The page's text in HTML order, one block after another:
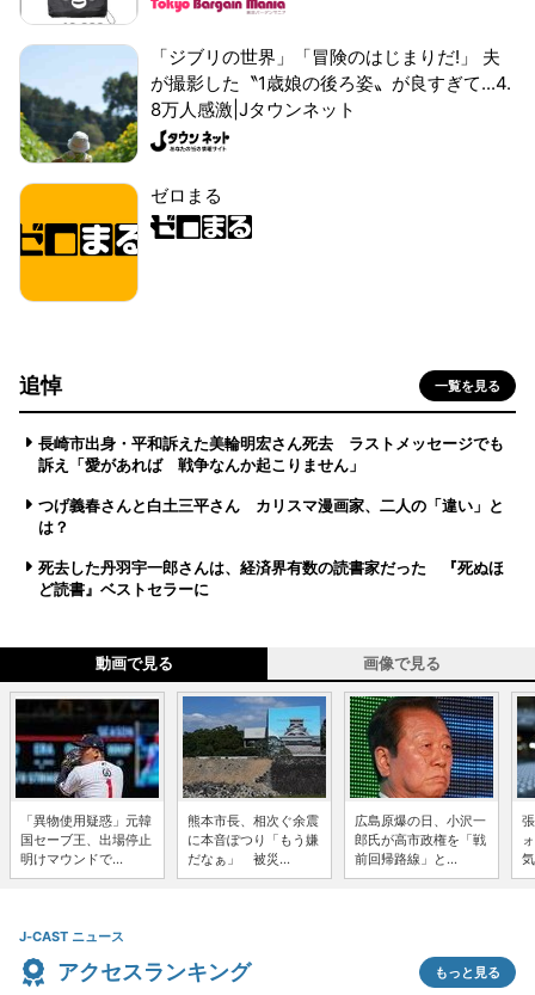
「ジブリの世界」「冒険のはじまりだ!」 夫
が撮影した〝1歳娘の後ろ姿〟が良すぎて...4.
8万人感激|Jタウンネット
ゼロまる
追悼 一覧を見る
長崎市出身・平和訴えた美輪明宏さん死去 ラストメッセージでも
訴え「愛があれば 戦争なんか起こりません」
つげ義春さんと白土三平さん カリスマ漫画家、二人の「違い」と
は？
死去した丹羽宇一郎さんは、経済界有数の読書家だった 『死ぬほ
ど読書』ベストセラーに
動画で見る 画像で見る
「異物使用疑惑」元韓
国セーブ王、出場停止
明けマウンドで...
熊本市長、相次ぐ余震
に本音ぽつり「もう嫌
だなぁ」 被災...
広島原爆の日、小沢一
郎氏が高市政権を「戦
前回帰路線」と...
J-CAST ニュース
アクセスランキング もっと見る